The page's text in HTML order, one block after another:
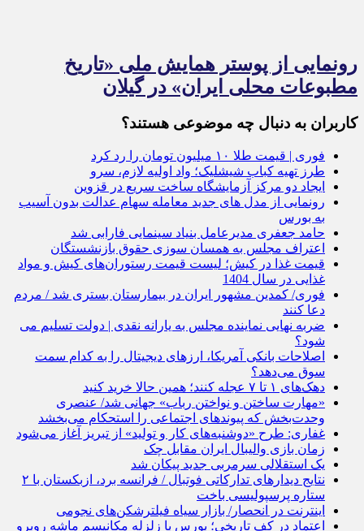
رونمایی از پوستر همایش ملی «تاریخ
مطبوعات محلی ایران» در گیلان
کاربران به دنبال چه موضوعی هستند؟
فوری | قیمت طلا ۱۰ میلیون تومان را رد کرد
طرز تهیه کباب شیشلیک؛ واد اولیه لازم، سرو
ایجاد دو مرکز آزمایشگاه ساخت سریع در قزوین
رونمایی از مدل های جدید معامله سهام عدالت بدون آسیب
به بورس
حامد جعفری مدیرعامل بنیاد سینمایی فارابی شد
اعتراف مجلس به همسان سوزی حقوق بازنشستگان
قیمت غذا در کیش؛ لیست قیمت رستوران‌های کیش و مواد
غذایی در سال 1404
فوری/ کمدین مشهور ایران در بیمارستان بستری شد / مردم
دعا کنند
ضربه نهایی نماینده مجلس به یارانه نقدی | دولت تسلیم می
شود؟
اصلاحات بانکی آمریکا، ارزهای دیجیتال را به کدام سمت
سوق می‌دهد؟
دهک‌های ۱ تا ۷ عجله کنند؛ همین حالا خرید کنید
«مهارت ساختن و نواختن رباب» جهانی شد/ عنصری
وحدت‌بخش که پیوندهای اجتماعی را استحکام می‌بخشد
غفاری: طرح «دوشنبه‌های کار و تولید» از تبریز آغاز می‌شود
زمان بازی والیبال ایران مقابل چک
یک استقلالی سرمربی جدید پیکان شد
نتایج دیدار‌های تدارکاتی فوتبال / فرانسه برد، ازبکستان با ۲
ستاره پرسپولیسی باخت
اینترنت در انحصار/ بازار سیاه فیلترشکن‌های نجومی
اعتماد در کف تاریخی؛ بورس با زلزله مکانیسم ماشه روبرو